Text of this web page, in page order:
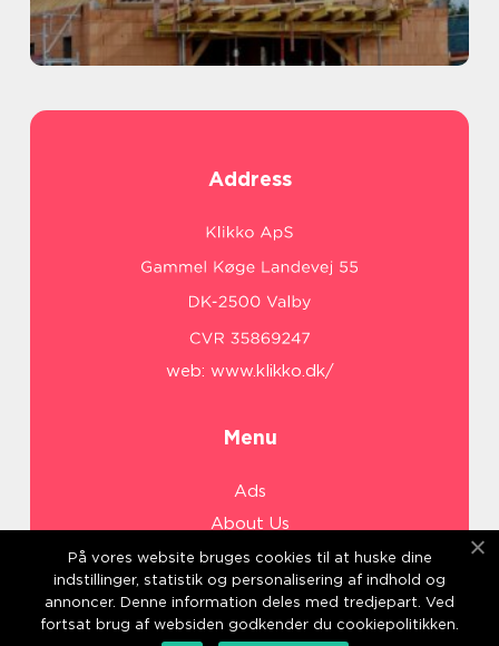
Address
web: www.klikko.dk/
Menu
Ads
About Us
Cookies
Contact
Sitemap
På vores website bruges cookies til at huske dine
indstillinger, statistik og personalisering af indhold og
annoncer. Denne information deles med tredjepart. Ved
fortsat brug af websiden godkender du cookiepolitikken.